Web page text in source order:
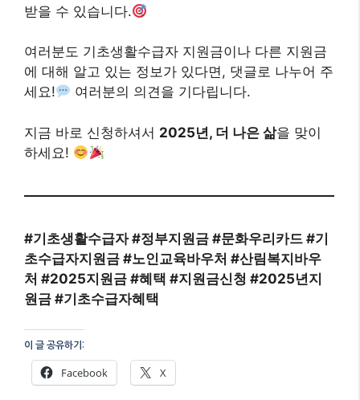
받을 수 있습니다.
여러분도 기초생활수급자 지원금이나 다른 지원금
에 대해 알고 있는 정보가 있다면, 댓글로 나누어 주
세요!
여러분의 의견을 기다립니다.
지금 바로 신청하셔서 2025년, 더 나은 삶을 맞이
하세요!
#기초생활수급자 #정부지원금 #문화우리카드 #기
초수급자지원금 #노인교육바우처 #산림복지바우
처 #2025지원금 #혜택 #지원금신청 #2025년지
원금 #기초수급자혜택
이 글 공유하기:
Facebook X